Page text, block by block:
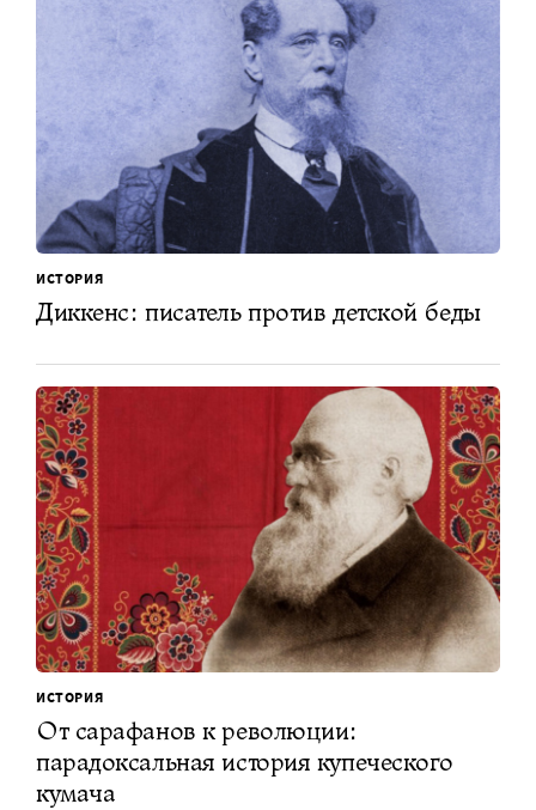
ИСТОРИЯ
Диккенс: писатель против детской беды
ИСТОРИЯ
От сарафанов к революции:
парадоксальная история купеческого
кумача